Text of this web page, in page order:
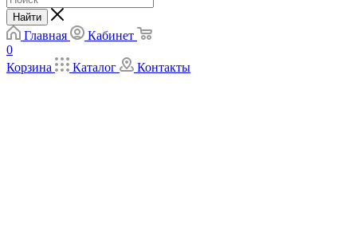
Найти
Главная
Кабинет
0
Корзина
Каталог Контакты